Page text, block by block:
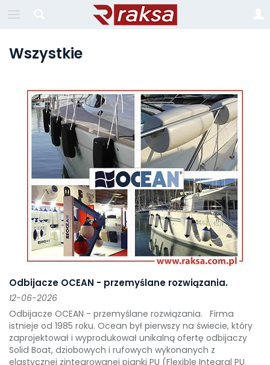
Wszystkie
Odbijacze OCEAN - przemyślane rozwiązania.
12-06-2026
Odbijacze OCEAN - przemyślane rozwiązania. Firma
istnieje od 1985 roku. Ocean był pierwszy na świecie, który
zaprojektował i wyprodukował unikalną ofertę odbijaczy
Solid Boat, dziobowych i rufowych wykonanych z
elastycznej zintegrowanej pianki PU (Flexible Integral PU